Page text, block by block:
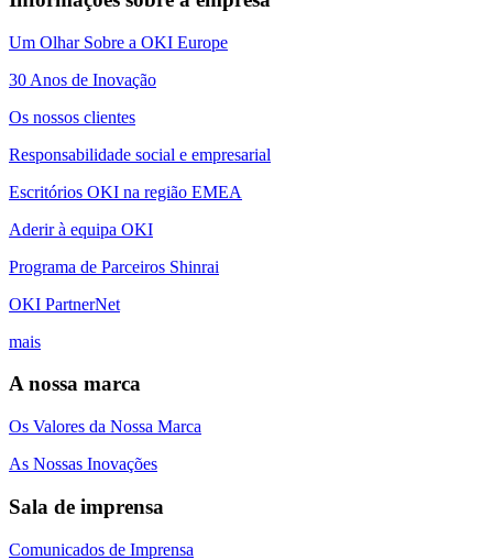
Um Olhar Sobre a OKI Europe
30 Anos de Inovação
Os nossos clientes
Responsabilidade social e empresarial
Escritórios OKI na região EMEA
Aderir à equipa OKI
Programa de Parceiros Shinrai
OKI PartnerNet
mais
A nossa marca
Os Valores da Nossa Marca
As Nossas Inovações
Sala de imprensa
Comunicados de Imprensa